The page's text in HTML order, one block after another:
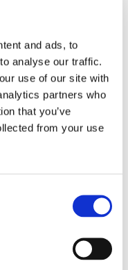
and ads, to
analyse our traffic.
use of our site with
partners who
that you’ve
from your use
men